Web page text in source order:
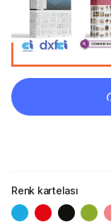
Renk kartelası